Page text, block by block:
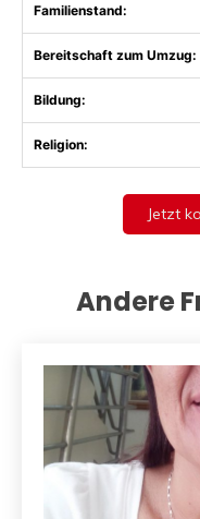
Familienstand:
Bereitschaft zum Umzug:
Bildung:
Religion:
Jetzt
Andere